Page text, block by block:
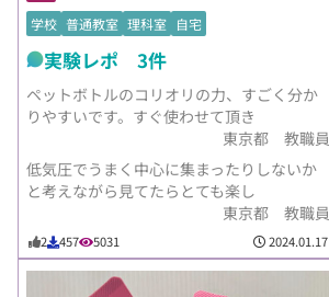
学校 普通教室 理科室 自宅
実験レポ 3件
ペットボトルのコリオリの力、すごく分か
りやすいです。すぐ使わせて頂き
東京都 教職員
低気圧でうまく中心に集まったりしないか
と考えながら見てたらとても楽し
東京都 教職員
2 457 5031 2024.01.17